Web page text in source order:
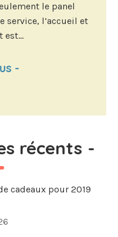
le panel
service, l’accueil et
est...
-
récents -
cadeaux pour 2019